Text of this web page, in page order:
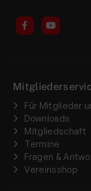
Für Mitglieder
Downloads
Mitgliedschaft
Termine
Fragen &
Vereinsshop